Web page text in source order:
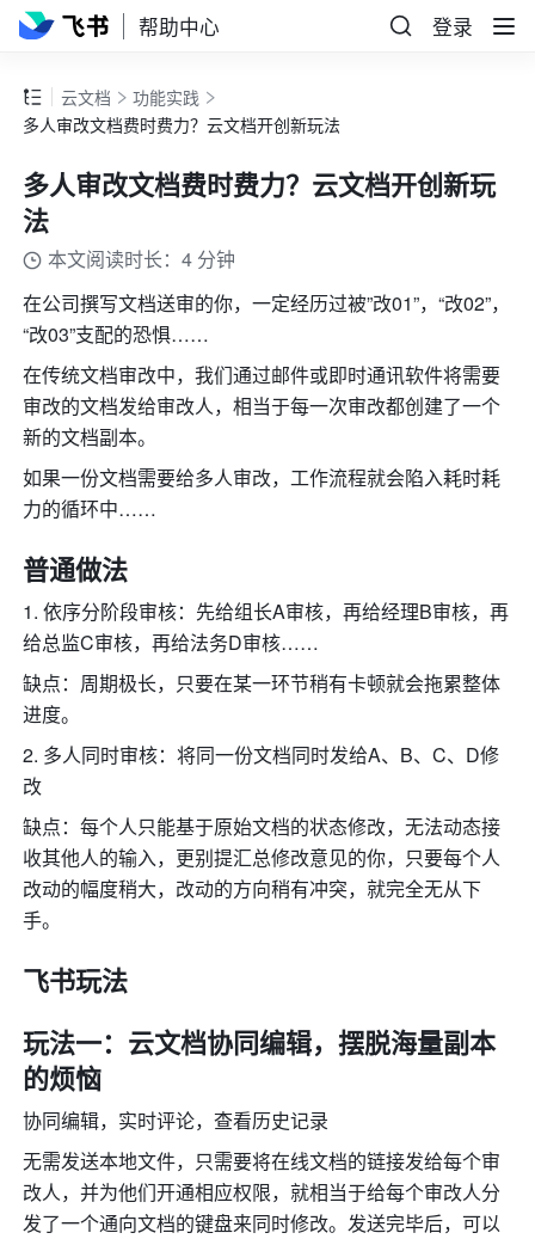
帮助中心 登录
云文档
功能实践
多人审改文档费时费力？云文档开创新玩法
多人审改文档费时费力？云文档开创新玩
法
本文阅读时长：4 分钟
在公司撰写文档送审的你，一定经历过被”改01”，“改02”，
“改03”支配的恐惧……
在传统文档审改中，我们通过邮件或即时通讯软件将需要
审改的文档发给审改人，相当于每一次审改都创建了一个
新的文档副本。
如果一份文档需要给多人审改，工作流程就会陷入耗时耗
力的循环中……
普通做法
1. 依序分阶段审核：先给组长A审核，再给经理B审核，再
给总监C审核，再给法务D审核……
缺点：周期极长，只要在某一环节稍有卡顿就会拖累整体
进度。
2. 多人同时审核：将同一份文档同时发给A、B、C、D修
改
缺点：每个人只能基于原始文档的状态修改，无法动态接
收其他人的输入，更别提汇总修改意见的你，只要每个人
改动的幅度稍大，改动的方向稍有冲突，就完全无从下
手。
飞书玩法
玩法一：云文档协同编辑，摆脱海量副本
的烦恼
协同编辑，实时评论，查看历史记录
无需发送本地文件，只需要将在线文档的链接发给每个审
改人，并为他们开通相应权限，就相当于给每个审改人分
发了一个通向文档的键盘来同时修改。发送完毕后，可以